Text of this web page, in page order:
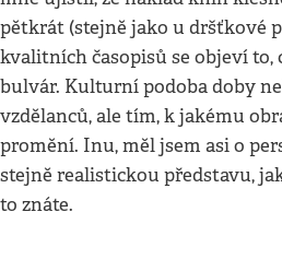
pětkrát (stejně jako u dršťkové
kvalitních časopisů se objeví to,
bulvár. Kulturní podoba doby
vzdělanců, ale tím, k jakému
promění. Inu, měl jsem asi o
stejně realistickou představu,
to znáte.